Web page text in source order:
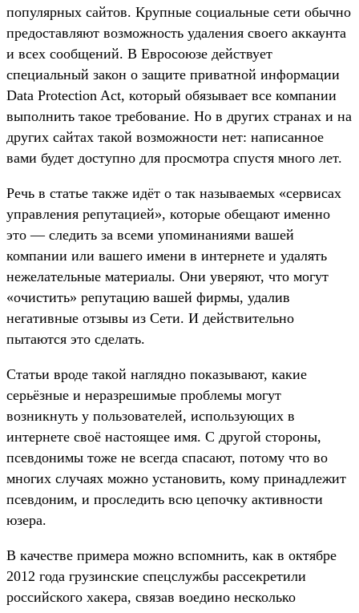
популярных сайтов. Крупные социальные сети обычно
предоставляют возможность удаления своего аккаунта
и всех сообщений. В Евросоюзе действует
специальный закон о защите приватной информации
Data Protection Act, который обязывает все компании
выполнить такое требование. Но в других странах и на
других сайтах такой возможности нет: написанное
вами будет доступно для просмотра спустя много лет.
Речь в статье также идёт о так называемых «сервисах
управления репутацией», которые обещают именно
это — следить за всеми упоминаниями вашей
компании или вашего имени в интернете и удалять
нежелательные материалы. Они уверяют, что могут
«очистить» репутацию вашей фирмы, удалив
негативные отзывы из Сети. И действительно
пытаются это сделать.
Статьи вроде такой наглядно показывают, какие
серьёзные и неразрешимые проблемы могут
возникнуть у пользователей, использующих в
интернете своё настоящее имя. С другой стороны,
псевдонимы тоже не всегда спасают, потому что во
многих случаях можно установить, кому принадлежит
псевдоним, и проследить всю цепочку активности
юзера.
В качестве примера можно вспомнить, как в октябре
2012 года грузинские спецслужбы рассекретили
российского хакера, связав воедино несколько